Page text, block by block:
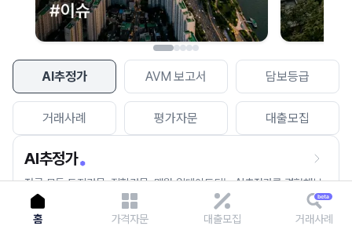
AI추정가 AVM 보고서 담보등급
거래사례 평가자문 대출모집
AI추정가
전국 모든 토지건물, 집합건물, 매월 업데이트되는 AI추정가를 경험해보
세요.
홈 가격자문 대출모집 거래사례